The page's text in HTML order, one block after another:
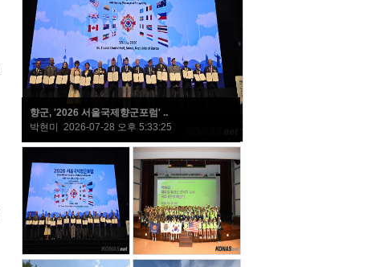
향군, '2026 서울국제향군포럼' ..
박현미 2026-07-28 오후 5:33:25